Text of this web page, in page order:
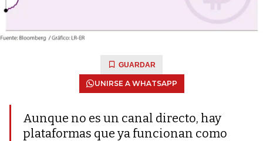
GUARDAR
UNIRSE A WHATSAPP
Aunque no es un canal directo, hay
plataformas que ya funcionan como